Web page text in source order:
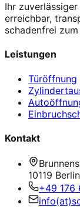
Ihr
erreichbar,
schadenfrei
Leistungen
Türöffnung
Kontakt
10119
+49 176